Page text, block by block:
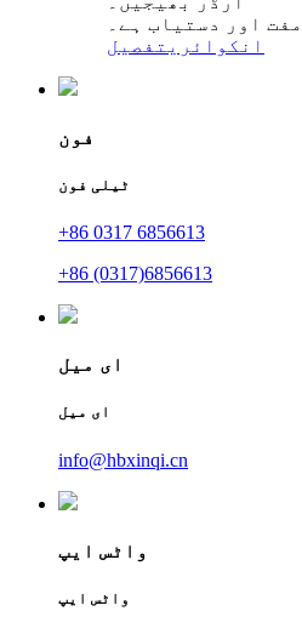
اور دستیاب ہے۔
انکوائری تفصیل
فون
ٹیلی فون
+86 0317 6856613
+86 (0317)6856613
ای میل
ای میل
info@hbxinqi.cn
واٹس ایپ
واٹس ایپ